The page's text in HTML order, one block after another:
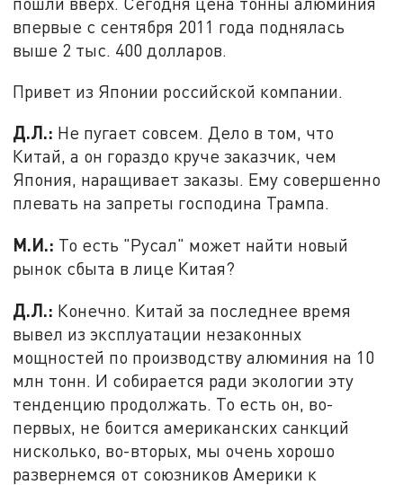
впервые с сентября 2011 года поднялась
выше 2 тыс. 400 долларов.
Привет из Японии российской компании.
Д.Л.: Не пугает совсем. Дело в том, что
Китай, а он гораздо круче заказчик, чем
Япония, наращивает заказы. Ему совершенно
плевать на запреты господина Трампа.
М.И.: То есть "Русал" может найти новый
рынок сбыта в лице Китая?
Д.Л.: Конечно. Китай за последнее время
вывел из эксплуатации незаконных
мощностей по производству алюминия на 10
млн тонн. И собирается ради экологии эту
тенденцию продолжать. То есть он, во-
первых, не боится американских санкций
нисколько, во-вторых, мы очень хорошо
развернемся от союзников Америки к